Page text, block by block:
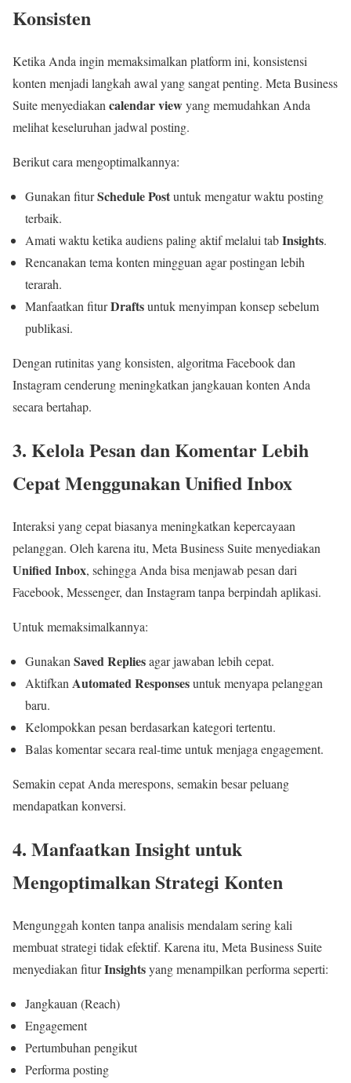
Konsisten
Ketika Anda ingin memaksimalkan platform ini, konsistensi
konten menjadi langkah awal yang sangat penting. Meta Business
Suite menyediakancalendar viewyang memudahkan Anda
melihat keseluruhan jadwal posting.
Berikut cara mengoptimalkannya:
Gunakan fiturSchedule Postuntuk mengatur waktu posting
terbaik.
Amati waktu ketika audiens paling aktif melalui tabInsights.
Rencanakan tema konten mingguan agar postingan lebih
terarah.
Manfaatkan fiturDraftsuntuk menyimpan konsep sebelum
publikasi.
Dengan rutinitas yang konsisten, algoritma Facebook dan
Instagram cenderung meningkatkan jangkauan konten Anda
secara bertahap.
3. Kelola Pesan dan Komentar Lebih
Cepat Menggunakan Unified Inbox
Interaksi yang cepat biasanya meningkatkan kepercayaan
pelanggan. Oleh karena itu, Meta Business Suite menyediakan
Unified Inbox, sehingga Anda bisa menjawab pesan dari
Facebook, Messenger, dan Instagram tanpa berpindah aplikasi.
Untuk memaksimalkannya:
Gunakan Saved Repliesagar jawaban lebih cepat.
Aktifkan Automated Responsesuntuk menyapa pelanggan
baru.
Kelompokkan pesan berdasarkan kategori tertentu.
Balas komentar secara real-time untuk menjaga engagement.
Semakin cepat Anda merespons, semakin besar peluang
mendapatkan konversi.
4. Manfaatkan Insight untuk
Mengoptimalkan Strategi Konten
Mengunggah konten tanpa analisis mendalam sering kali
membuat strategi tidak efektif. Karena itu, Meta Business Suite
menyediakan fiturInsightsyang menampilkan performa seperti:
Jangkauan (Reach)
Engagement
Pertumbuhan pengikut
Performa posting